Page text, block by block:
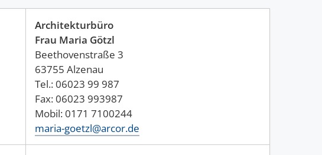
Architekturbüro
Frau Maria Götzl
Beethovenstraße 3
63755 Alzenau
Tel.: 06023 99 987
Fax: 06023 993987
Mobil: 0171 7100244
maria-goetzl@arcor.de